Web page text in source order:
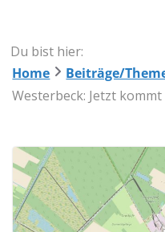
Du bist hier:
Home
Beiträge/
Westerbeck: Jetzt